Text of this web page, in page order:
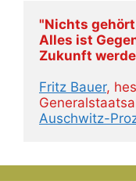
"Nichts
Alles ist
Zukunft
Fritz Bauer,
Auschwitz-